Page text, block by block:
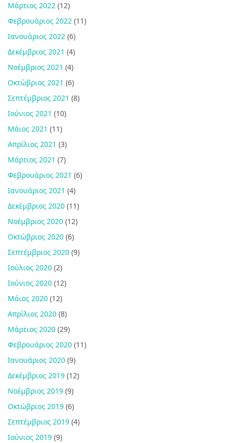
Μάρτιος 2022 (12)
Φεβρουάριος 2022 (11)
Ιανουάριος 2022 (6)
Δεκέμβριος 2021 (4)
Νοέμβριος 2021 (4)
Οκτώβριος 2021 (6)
Σεπτέμβριος 2021 (8)
Ιούνιος 2021 (10)
Μάιος 2021 (11)
Απρίλιος 2021 (3)
Μάρτιος 2021 (7)
Φεβρουάριος 2021 (6)
Ιανουάριος 2021 (4)
Δεκέμβριος 2020 (11)
Νοέμβριος 2020 (12)
Οκτώβριος 2020 (6)
Σεπτέμβριος 2020 (9)
Ιούλιος 2020 (2)
Ιούνιος 2020 (12)
Μάιος 2020 (12)
Απρίλιος 2020 (8)
Μάρτιος 2020 (29)
Φεβρουάριος 2020 (11)
Ιανουάριος 2020 (9)
Δεκέμβριος 2019 (12)
Νοέμβριος 2019 (9)
Οκτώβριος 2019 (6)
Σεπτέμβριος 2019 (4)
Ιούνιος 2019 (9)